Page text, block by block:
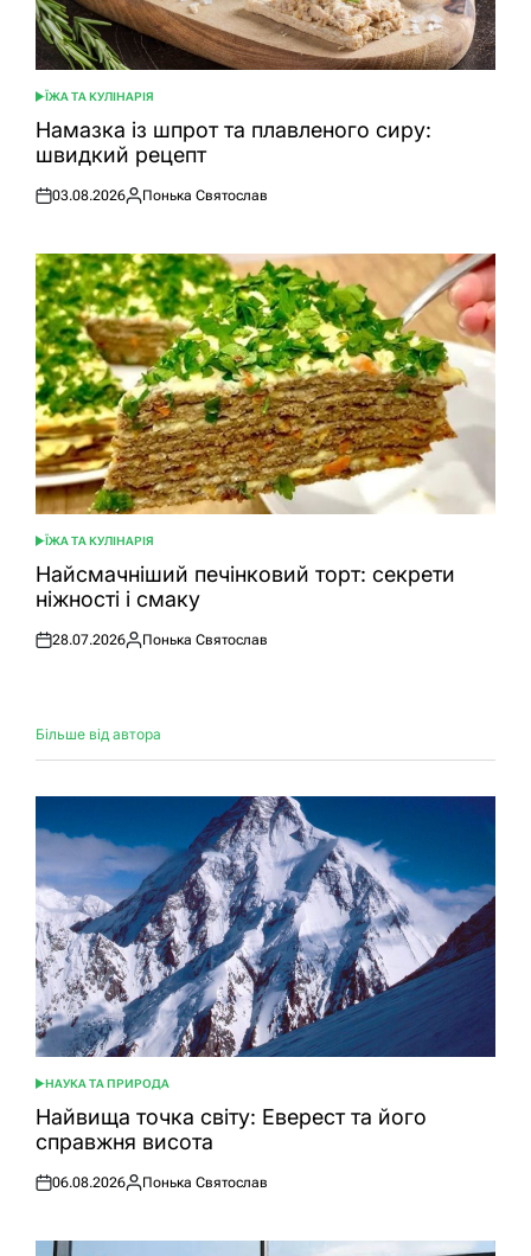
ОПУБЛІКУВАТИ
У
ЇЖА ТА КУЛІНАРІЯ
Намазка із шпрот та плавленого сиру:
швидкий рецепт
Оприлюднено
03.08.2026
Опубліковано
Понька Святослав
ОПУБЛІКУВАТИ
У
ЇЖА ТА КУЛІНАРІЯ
Найсмачніший печінковий торт: секрети
ніжності і смаку
Оприлюднено
28.07.2026
Опубліковано
Понька Святослав
Більше від автора
ОПУБЛІКУВАТИ
У
НАУКА ТА ПРИРОДА
Найвища точка світу: Еверест та його
справжня висота
Оприлюднено
06.08.2026
Опубліковано
Понька Святослав